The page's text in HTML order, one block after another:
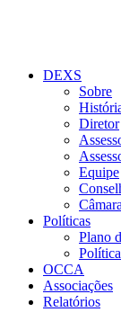
DEXS
Sobre
Diretor
Equipe
Políticas
Plano
OCCA
Associações
Relatórios